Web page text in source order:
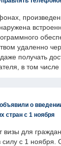
удаленно
получать
в том числе
о
стран с 1 ноября
визы для
силу с 1